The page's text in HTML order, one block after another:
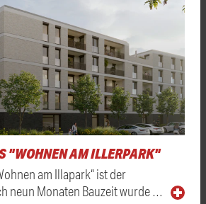
"WOHNEN AM ILLERPARK"
am Illapark“ ist der
neun Monaten Bauzeit wurde …